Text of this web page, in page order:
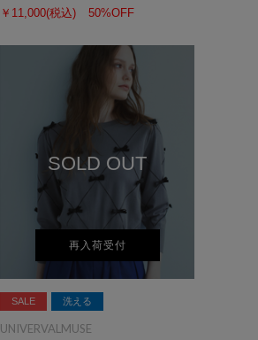
￥11,000(税込) 50%OFF
SOLD OUT
再入荷受付
SALE 洗える
UNIVERVALMUSE